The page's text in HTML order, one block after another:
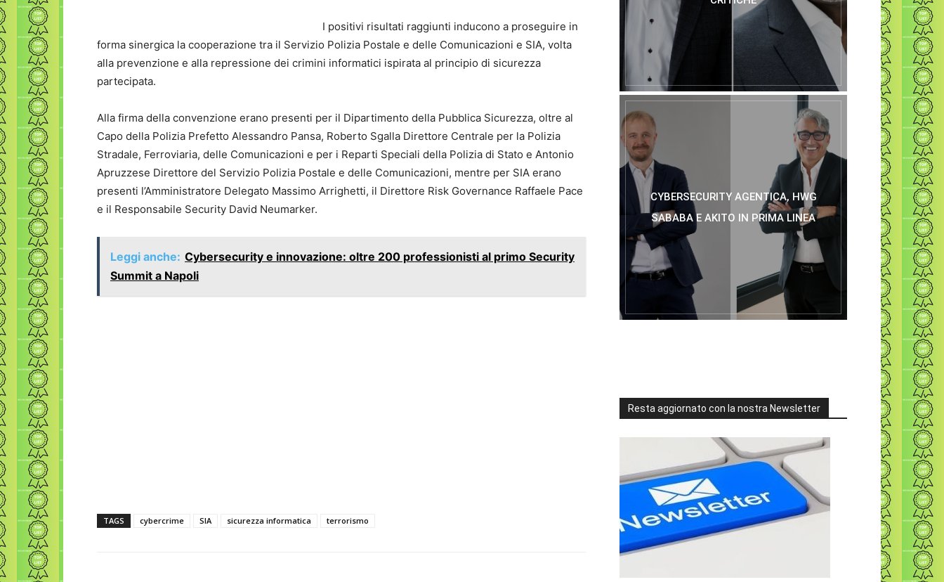
I positivi risultati raggiunti inducono a proseguire in
forma sinergica la cooperazione tra il Servizio Polizia Postale e delle Comunicazioni e SIA, volta
alla prevenzione e alla repressione dei crimini informatici ispirata al principio di sicurezza
partecipata.
Alla firma della convenzione erano presenti per il Dipartimento della Pubblica Sicurezza, oltre al
Capo della Polizia Prefetto Alessandro Pansa, Roberto Sgalla Direttore Centrale per la Polizia
Stradale, Ferroviaria, delle Comunicazioni e per i Reparti Speciali della Polizia di Stato e Antonio
Apruzzese Direttore del Servizio Polizia Postale e delle Comunicazioni, mentre per SIA erano
presenti l’Amministratore Delegato Massimo Arrighetti, il Direttore Risk Governance Raffaele Pace
e il Responsabile Security David Neumarker.
Leggi anche: Cybersecurity e innovazione: oltre 200 professionisti al primo Security
Summit a Napoli
TAGS cybercrime SIA sicurezza informatica terrorismo
CYBERSECURITY AGENTICA, HWG
SABABA E AKITO IN PRIMA LINEA
Resta aggiornato con la nostra Newsletter